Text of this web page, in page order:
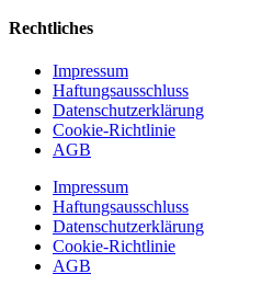
Rechtliches
Impressum
Haftungsausschluss
Datenschutzerklärung
Cookie-Richtlinie
AGB
Impressum
Haftungsausschluss
Datenschutzerklärung
Cookie-Richtlinie
AGB